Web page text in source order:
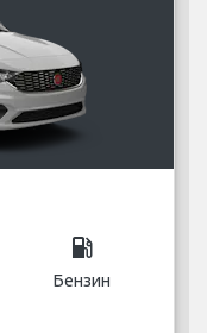
local_gas_station
Бензин